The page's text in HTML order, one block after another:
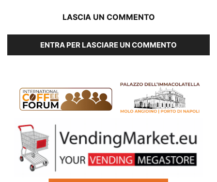
LASCIA UN COMMENTO
ENTRA PER LASCIARE UN COMMENTO